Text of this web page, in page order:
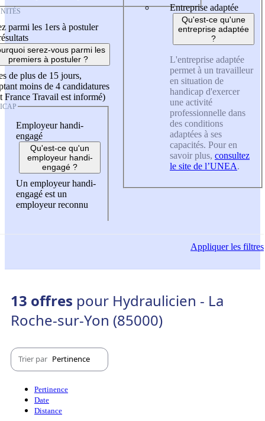
parmi les 1ers à postuler
serez-vous parmi les
premiers à postuler ?
de plus de 15 jours,
moins de 4 candidatures
France Travail est informé)
Employeur handi-
engagé
Qu'est-ce qu'un
employeur handi-
engagé ?
Un employeur handi-
engagé est un
employeur reconnu
Entreprise adaptée
Qu'est-ce qu'une
entreprise adaptée
?
L'entreprise adaptée
permet à un travailleur
en situation de
handicap d'exercer
une activité
professionnelle dans
des conditions
adaptées à ses
capacités. Pour en
savoir plus, consultez
le site de l’UNEA.
Appliquerles filtres
13 offres pour Hydraulicien - La
Roche-sur-Yon (85000)
Trier par Pertinence
Pertinence
Date
Distance